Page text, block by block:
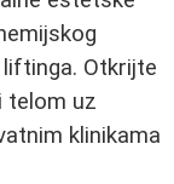
Otkrijte
telom uz
klinikama